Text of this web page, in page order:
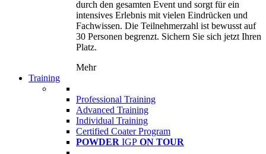
durch den gesamten Event und sorgt für ein
intensives Erlebnis mit vielen Eindrücken und
Fachwissen. Die Teilnehmerzahl ist bewusst auf
30 Personen begrenzt. Sichern Sie sich jetzt Ihren
Platz.
Mehr
Training
Professional Training
Advanced Training
Individual Training
Certified Coater Program
POWDER IGP ON TOUR